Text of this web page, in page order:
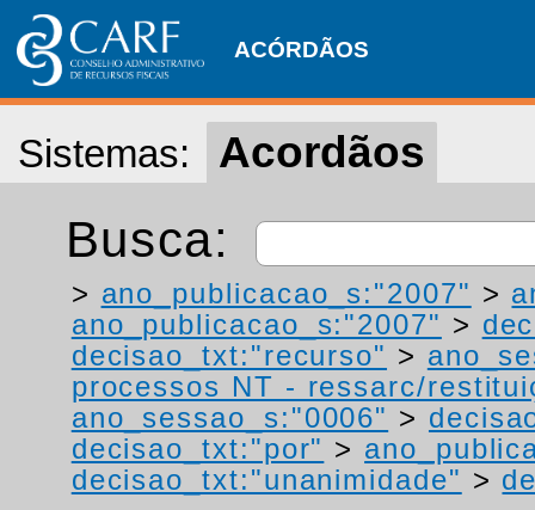
ACÓRDÃOS
Sistemas: Acordãos
Busca:
> ano_publicacao_s:"2007" >
ano_publicacao_s:"2007" >
decisao_txt:"recurso" >
processos NT - ressarc/
ano_sessao_s:"0006" >
decisao_txt:"por" >
decisao_txt:"unanimidade" >